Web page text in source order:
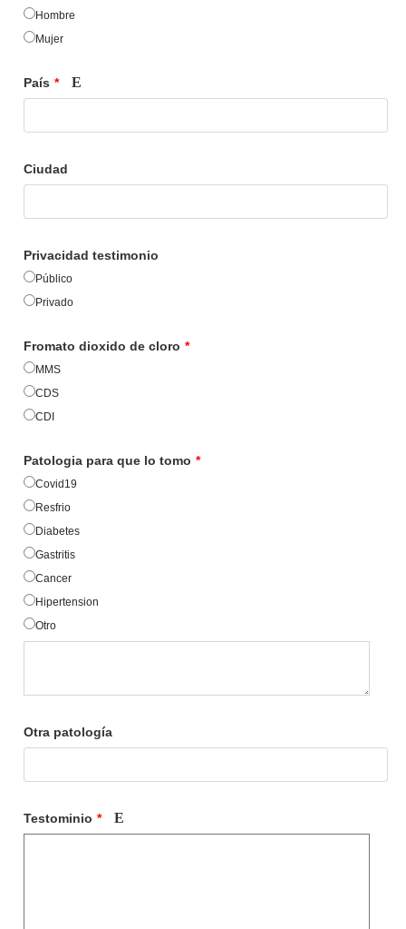
Hombre
Mujer
País *
Ciudad
Privacidad testimonio
Público
Privado
Fromato dioxido de cloro *
MMS
CDS
CDI
Patologia para que lo tomo *
Covid19
Resfrio
Diabetes
Gastritis
Cancer
Hipertension
Otro
Otra patología
Testominio *